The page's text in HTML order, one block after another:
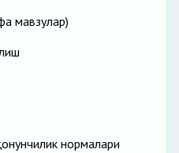
мавзулар)
нормалари